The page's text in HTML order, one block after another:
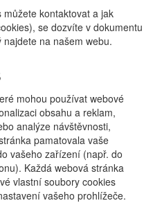
kontaktovat a jak
se dozvíte v dokumentu
na našem webu.
mohou používat webové
obsahu a reklam,
analýze návštěvnosti,
pamatovala vaše
vašeho zařízení (např. do
Každá webová stránka
vlastní soubory cookies
vašeho prohlížeče.